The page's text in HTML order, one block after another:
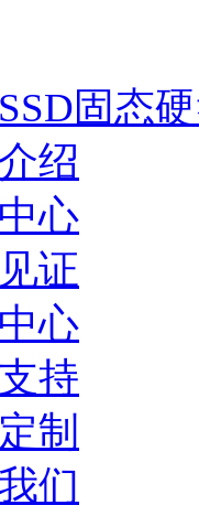
固态
绍
心
证
心
持
制
们